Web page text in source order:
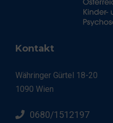
Kontakt
Währinger Gürtel 18-20
1090 Wien
0680/1512197